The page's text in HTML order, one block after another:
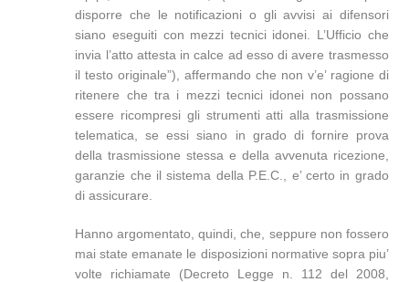
disporre che le notificazioni o gli avvisi ai difensori
siano eseguiti con mezzi tecnici idonei. L’Ufficio che
invia l’atto attesta in calce ad esso di avere trasmesso
il testo originale”), affermando che non v’e’ ragione di
ritenere che tra i mezzi tecnici idonei non possano
essere ricompresi gli strumenti atti alla trasmissione
telematica, se essi siano in grado di fornire prova
della trasmissione stessa e della avvenuta ricezione,
garanzie che il sistema della P.E.C., e’ certo in grado
di assicurare.
Hanno argomentato, quindi, che, seppure non fossero
mai state emanate le disposizioni normative sopra piu’
volte richiamate (Decreto Legge n. 112 del 2008,